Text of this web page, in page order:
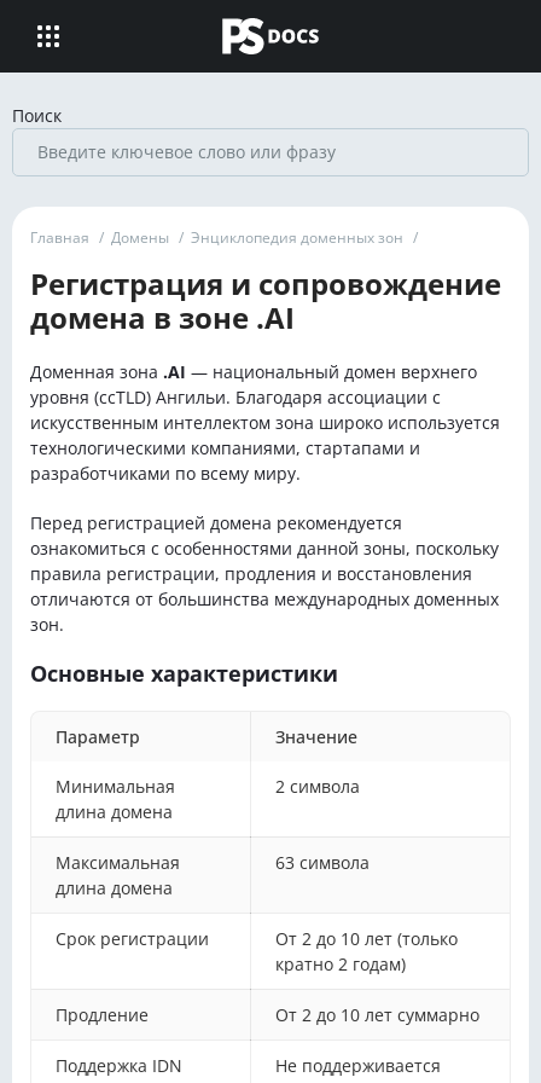
Поиск
Главная / Домены / Энциклопедия доменных зон /
Регистрация и сопровождение
домена в зоне .AI
Доменная зона .AI — национальный домен верхнего
уровня (ccTLD) Ангильи. Благодаря ассоциации с
искусственным интеллектом зона широко используется
технологическими компаниями, стартапами и
разработчиками по всему миру.
Перед регистрацией домена рекомендуется
ознакомиться с особенностями данной зоны, поскольку
правила регистрации, продления и восстановления
отличаются от большинства международных доменных
зон.
Основные характеристики
Параметр Значение
Минимальная
длина домена
2 символа
Максимальная
длина домена
63 символа
Срок регистрации
От 2 до 10 лет (только
кратно 2 годам)
Продление От 2 до 10 лет суммарно
Поддержка IDN Не поддерживается